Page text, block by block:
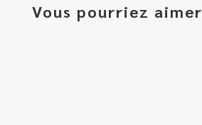
Vous pourriez aimer